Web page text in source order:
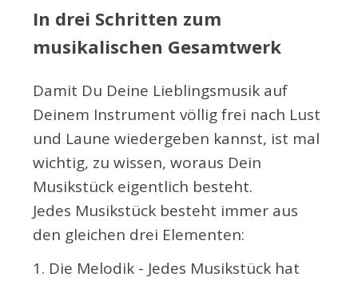
In drei Schritten zum
musikalischen Gesamtwerk
Damit Du Deine Lieblingsmusik auf
Deinem Instrument völlig frei nach Lust
und Laune wiedergeben kannst, ist mal
wichtig, zu wissen, woraus Dein
Musikstück eigentlich besteht.
Jedes Musikstück besteht immer aus
den gleichen drei Elementen:
Die Melodik - Jedes Musikstück hat